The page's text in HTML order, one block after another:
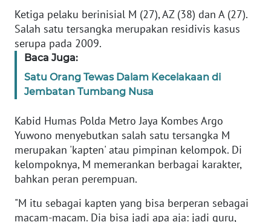
Ketiga pelaku berinisial M (27), AZ (38) dan A (27).
Salah satu tersangka merupakan residivis kasus
serupa pada 2009.
Baca Juga:
Satu Orang Tewas Dalam Kecelakaan di
Jembatan Tumbang Nusa
Kabid Humas Polda Metro Jaya Kombes Argo
Yuwono menyebutkan salah satu tersangka M
merupakan 'kapten' atau pimpinan kelompok. Di
kelompoknya, M memerankan berbagai karakter,
bahkan peran perempuan.
"M itu sebagai kapten yang bisa berperan sebagai
macam-macam. Dia bisa jadi apa aja: jadi guru,
KARIR
DISCLAIMER
Wahana
News
SUMUT
JAKARTA